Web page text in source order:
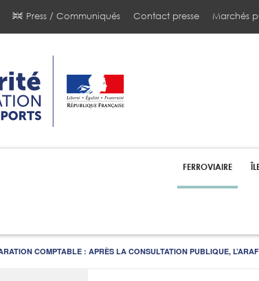
Press / Communiqués Contact presse Marchés
FERROVIAIRE
COMPTABLE : APRÈS LA CONSULTATION PUBLIQUE,